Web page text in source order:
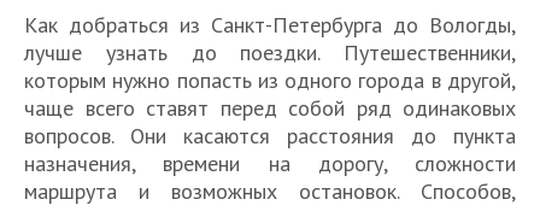
недорого
Как добраться из Санкт-Петербурга до Вологды,
лучше узнать до поездки. Путешественники,
которым нужно попасть из одного города в другой,
чаще всего ставят перед собой ряд одинаковых
вопросов. Они касаются расстояния до пункта
назначения, времени на дорогу, сложности
маршрута и возможных остановок. Способов,